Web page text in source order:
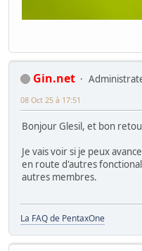
Gin.net
08 Oct 25 à 17:51
Bonjour Glesil, et bon
Je vais voir si je peux
en route d'autres
autres membres.
La FAQ de PentaxOne